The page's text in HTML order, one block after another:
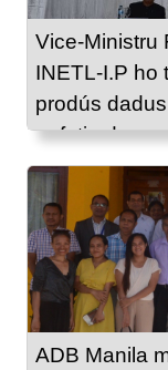
Vice-Ministru
INETL-I.P ho
prodús
nafatin
ADB Manila